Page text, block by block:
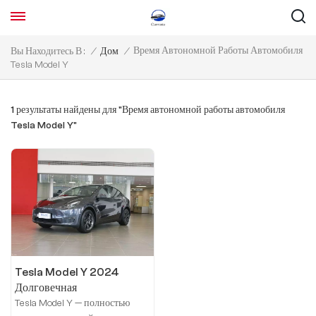
Вы Находитесь В : / Дом / Время Автономной Работы Автомобиля
Tesla Model Y
1 результаты найдены для "Время автономной работы автомобиля
Tesla Model Y"
Tesla Model Y 2024
Долговечная
полноприводная версия
Tesla Model Y — полностью